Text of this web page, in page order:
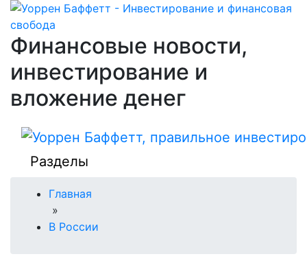
Финансовые новости,
инвестирование и
вложение денег
Разделы
Главная
»
В России